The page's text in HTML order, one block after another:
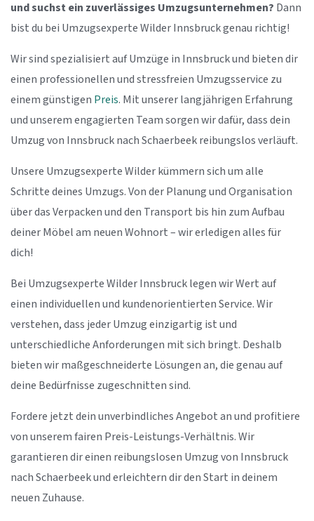
und suchst ein zuverlässiges Umzugsunternehmen? Dann
bist du bei Umzugsexperte Wilder Innsbruck genau richtig!
Wir sind spezialisiert auf Umzüge in Innsbruck und bieten dir
einen professionellen und stressfreien Umzugsservice zu
einem günstigen Preis. Mit unserer langjährigen Erfahrung
und unserem engagierten Team sorgen wir dafür, dass dein
Umzug von Innsbruck nach Schaerbeek reibungslos verläuft.
Unsere Umzugsexperte Wilder kümmern sich um alle
Schritte deines Umzugs. Von der Planung und Organisation
über das Verpacken und den Transport bis hin zum Aufbau
deiner Möbel am neuen Wohnort – wir erledigen alles für
dich!
Bei Umzugsexperte Wilder Innsbruck legen wir Wert auf
einen individuellen und kundenorientierten Service. Wir
verstehen, dass jeder Umzug einzigartig ist und
unterschiedliche Anforderungen mit sich bringt. Deshalb
bieten wir maßgeschneiderte Lösungen an, die genau auf
deine Bedürfnisse zugeschnitten sind.
Fordere jetzt dein unverbindliches Angebot an und profitiere
von unserem fairen Preis-Leistungs-Verhältnis. Wir
garantieren dir einen reibungslosen Umzug von Innsbruck
nach Schaerbeek und erleichtern dir den Start in deinem
neuen Zuhause.